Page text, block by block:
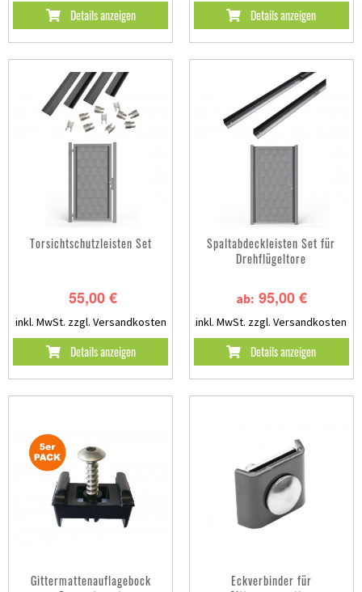
Details anzeigen Details anzeigen
Torsichtschutzleisten Set
55,00 €
inkl. MwSt. zzgl. Versandkosten
Details anzeigen
Spaltabdeckleisten Set für
Drehflügeltore
ab: 95,00 €
inkl. MwSt. zzgl. Versandkosten
Details anzeigen
Gittermattenauflagebock
Eckverbinder für